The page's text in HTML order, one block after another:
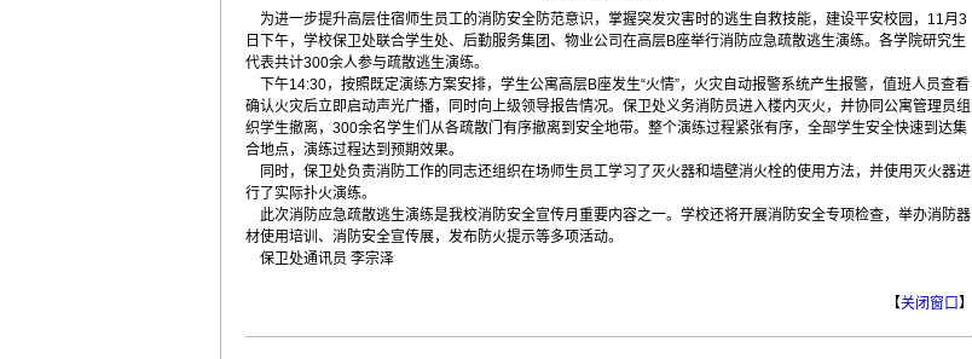
为进一步提升高层住宿师生员工的消防安全防范意识，掌握突发灾害时的逃生自救技能，建设平安校园，11月3
日下午，学校保卫处联合学生处、后勤服务集团、物业公司在高层B座举行消防应急疏散逃生演练。各学院研究生
代表共计300余人参与疏散逃生演练。
下午14:30，按照既定演练方案安排，学生公寓高层B座发生“火情”，火灾自动报警系统产生报警，值班人员查看
确认火灾后立即启动声光广播，同时向上级领导报告情况。保卫处义务消防员进入楼内灭火，并协同公寓管理员组
织学生撤离，300余名学生们从各疏散门有序撤离到安全地带。整个演练过程紧张有序，全部学生安全快速到达集
合地点，演练过程达到预期效果。
同时，保卫处负责消防工作的同志还组织在场师生员工学习了灭火器和墙壁消火栓的使用方法，并使用灭火器进
行了实际扑火演练。
此次消防应急疏散逃生演练是我校消防安全宣传月重要内容之一。学校还将开展消防安全专项检查，举办消防器
材使用培训、消防安全宣传展，发布防火提示等多项活动。
保卫处通讯员 李宗泽
【关闭窗口】